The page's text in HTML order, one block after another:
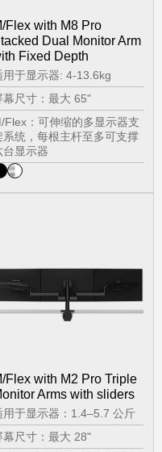
创建账号
注册
有参考代码？
Box
Flex with M8 Pro
Dual Monitor Arm
Fixed Depth
用于显示器: 4-13.6kg
幕尺寸：最大 65"
Flex：可伸缩的多显示器支
系统，每根主杆至多可支撑
台显示器
Flex with M2 Pro Triple
Arms with sliders
用于显示器：1.4–5.7 公斤
幕尺寸：最大 28"